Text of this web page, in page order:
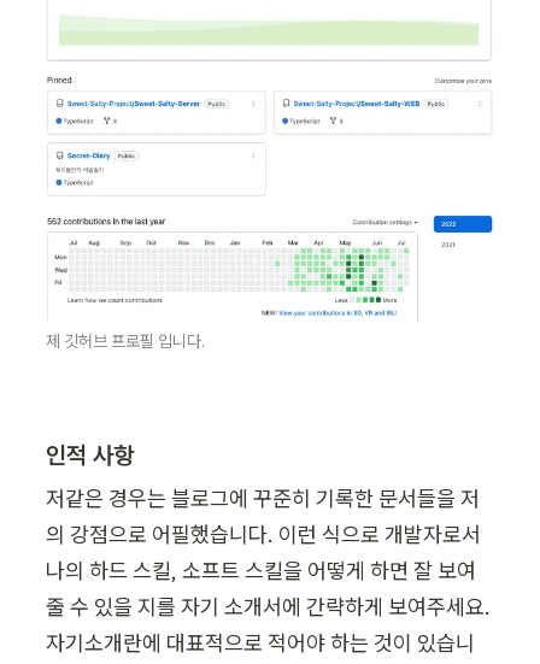
제 깃허브 프로필 입니다.
인적 사항
저같은 경우는 블로그에 꾸준히 기록한 문서들을 저
의 강점으로 어필했습니다. 이런 식으로 개발자로서
나의 하드 스킬, 소프트 스킬을 어떻게 하면 잘 보여
줄 수 있을 지를 자기 소개서에 간략하게 보여주세요.
자기소개란에 대표적으로 적어야 하는 것이 있습니